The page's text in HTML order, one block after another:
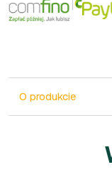
O produkcie